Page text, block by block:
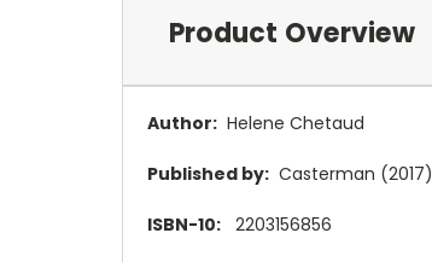
Product Overview
Author: Helene Chetaud
Published by: Casterman (2017)
ISBN-10: 2203156856